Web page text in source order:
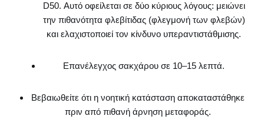
D50. Αυτό οφείλεται σε δύο κύριους λόγους: μειώνει
την πιθανότητα φλεβίτιδας (φλεγμονή των φλεβών)
και ελαχιστοποιεί τον κίνδυνο υπεραντιστάθμισης.
Επανέλεγχος σακχάρου σε 10–15 λεπτά.
Βεβαιωθείτε ότι η νοητική κατάσταση αποκαταστάθηκε
πριν από πιθανή άρνηση μεταφοράς.